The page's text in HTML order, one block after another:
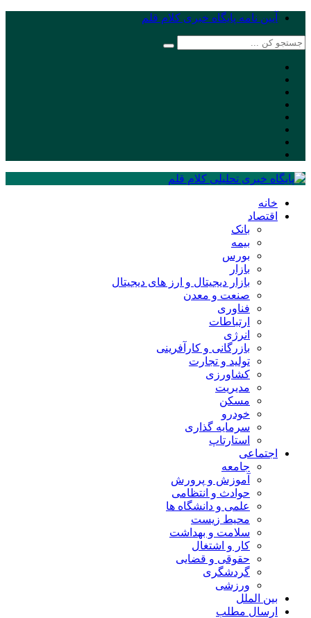
آیین نامه پایگاه خبری کلام قلم
خانه
اقتصاد
بانک
بیمه
بورس
بازار
بازار دیجیتال و ارز های دیجیتال
صنعت و معدن
فناوری
ارتباطات
انرژی
بازرگانی و کارآفرینی
تولید و تجارت
کشاورزی
مدیریت
مسکن
خودرو
سرمایه گذاری
استارتاپ
اجتماعی
جامعه
آموزش و پرورش
حوادث و انتظامی
علمی و دانشگاه ها
محیط زیست
سلامت و بهداشت
کار و اشتغال
حقوقی و قضایی
گردشگری
ورزشی
بین الملل
ارسال مطلب